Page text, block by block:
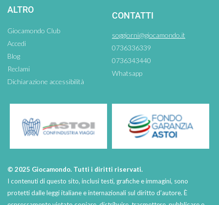
ALTRO
Giocamondo Club
Accedi
Blog
Reclami
Dichiarazione accessibilità
CONTATTI
soggiorni@giocamondo.it
0736336339
0736343440
Whatsapp
© 2025 Giocamondo. Tutti i diritti riservati.
I contenuti di questo sito, inclusi testi, grafiche e immagini, sono
protetti dalle leggi italiane e internazionali sul diritto d’autore. È